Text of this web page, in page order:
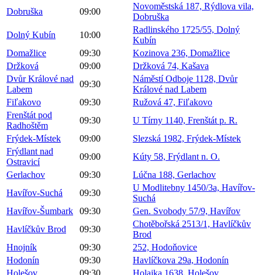
Dobruška
09:00
Novoměstská 187, Rýdlova vila,
Dobruška
Dolný Kubín
10:00
Radlinského 1725/55, Dolný
Kubín
Domažlice
09:30
Kozinova 236, Domažlice
Držková
09:00
Držková 74, Kašava
Dvůr Králové nad
Labem
09:30
Náměstí Odboje 1128, Dvůr
Králové nad Labem
Fiľakovo
09:30
Ružová 47, Fiľakovo
Frenštát pod
Radhoštěm
09:30
U Tírny 1140, Frenštát p. R.
Frýdek-Místek
09:00
Slezská 1982, Frýdek-Místek
Frýdlant nad
Ostravicí
09:00
Kúty 58, Frýdlant n. O.
Gerlachov
09:30
Lúčna 188, Gerlachov
Havířov-Suchá
09:30
U Modlitebny 1450/3a, Havířov-
Suchá
Havířov-Šumbark
09:30
Gen. Svobody 57/9, Havířov
Havlíčkův Brod
09:30
Chotěbořská 2513/1, Havlíčkův
Brod
Hnojník
09:30
252, Hodoňovice
Hodonín
09:30
Havlíčkova 29a, Hodonín
Holešov
09:30
Holajka 1638, Holešov